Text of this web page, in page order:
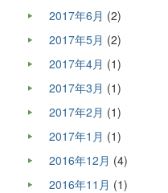
2017年6月 (2)
2017年5月 (2)
2017年4月 (1)
2017年3月 (1)
2017年2月 (1)
2017年1月 (1)
2016年12月 (4)
2016年11月 (1)